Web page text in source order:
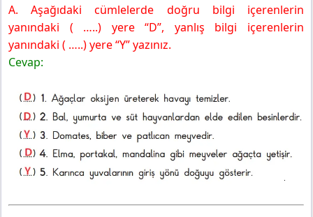
SDR İpekyolu Yayıncılık
3. Sınıf Hayat Bilgisi Ders Kitabı Sayfa 211 Cevapları
SDR İpekyolu Yayıncılık
A. Aşağıdaki cümlelerde doğru bilgi içerenlerin
yanındaki ( …..) yere “D”, yanlış bilgi içerenlerin
yanındaki ( …..) yere “Y” yazınız.
Cevap: